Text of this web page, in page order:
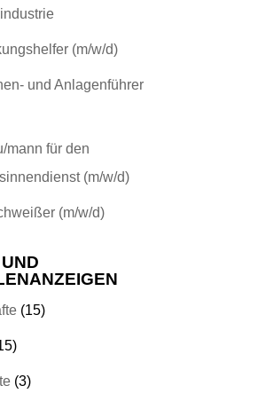
(m/w/d)
und Anlagenführer
mann für den
(m/w/d)
(m/w/d)
(15)
(3)